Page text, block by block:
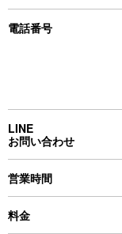
電話番号
LINE
お問い合わせ
営業時間
料金